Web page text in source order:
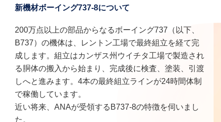
新機材ボーイング737-8について
200万点以上の部品からなるボーイング737（以下、
B737）の機体は、レントン工場で最終組立を経て完
成します。組立はカンザス州ウイチタ工場で製造され
る胴体の搬入から始まり、完成後に検査、塗装、引渡
しへと進みます。4本の最終組立ラインが24時間体制
で稼働しています。
近い将来、ANAが受領するB737-8の特徴を伺いまし
た。